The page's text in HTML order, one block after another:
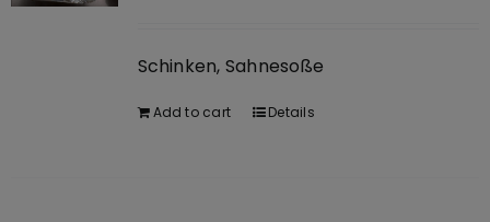
Schinken, Sahnesoße
Add to cart Details